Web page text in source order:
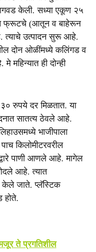
केली. सध्या एकूण २५
फ्रूटचे (आतून व बाहेरून
त्याचे उत्पादन सुरू आहे.
दोन ओळींमध्ये कलिंगड व
ही दोन्ही
रुपये दर मिळतात. या
सातत्य ठेवले आहे.
भाजीपाला
किलोमीटरवरील
पाणी आणले आहे. मागेल
आहे. त्यात
केले जाते. प्लॅस्टिक
होते.
ते प्रगतिशील